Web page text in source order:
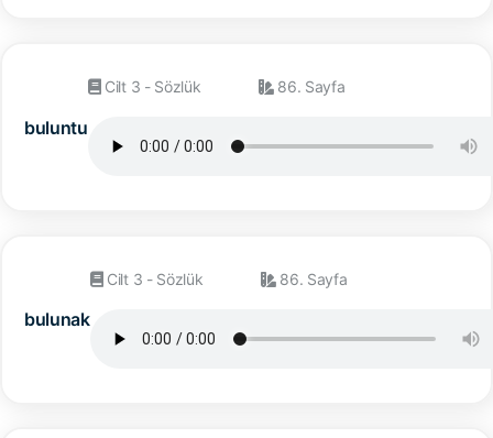
buluntu
Cilt 3 - Sözlük 86. Sayfa
bulunak
Cilt 3 - Sözlük 86. Sayfa